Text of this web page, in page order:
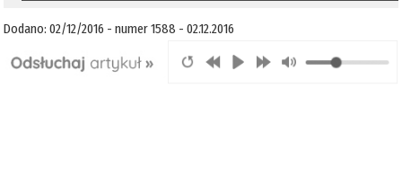
Dodano: 02/12/2016 - numer 1588 - 02.12.2016